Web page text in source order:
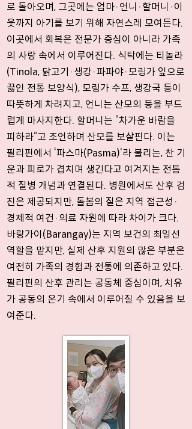
로 돌아오며, 그곳에는 엄마·언니·할머니·이
웃까지 아기를 보기 위해 자연스레 모여든다.
이곳에서 회복은 전문가 중심이 아니라 가족
의 사랑 속에서 이루어진다. 식탁에는 티놀라
(Tinola, 닭고기·생강·파파야·모링가 잎으로
끓인 전통 보양식), 모링가 수프, 생강국 등이
따뜻하게 차려지고, 언니는 산모의 등을 부드
럽게 마사지한다. 할머니는 “차가운 바람을
피하라”고 조언하며 산모를 보살핀다. 이는
필리핀에서 ‘파스마(Pasma)’라 불리는, 찬 기
운과 피로가 겹치며 생긴다고 여겨지는 전통
적 질병 개념과 연결된다. 병원에서도 산후 검
진은 제공되지만, 돌봄의 질은 지역 접근성·
경제적 여건·의료 자원에 따라 차이가 크다.
바랑가이(Barangay)는 지역 보건의 최일선
역할을 맡지만, 실제 산후 지원의 많은 부분은
여전히 가족의 경험과 전통에 의존하고 있다.
필리핀의 산후 관리는 공동체 중심이며, 치유
가 공동의 온기 속에서 이루어질 수 있음을 보
여준다.